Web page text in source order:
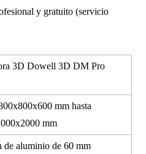
y gratuito (servicio
3D Dowell 3D DM Pro
mm hasta
x2000 mm
de aluminio de 60 mm